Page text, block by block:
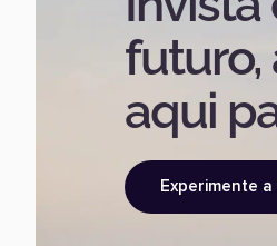
futuro,
aqui
Experimente a